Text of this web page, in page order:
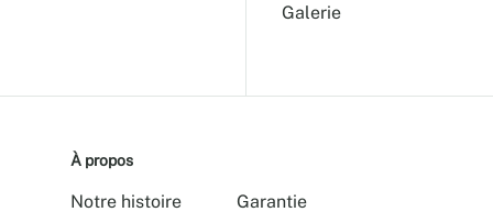
Galerie
À propos
Notre histoire
Garantie